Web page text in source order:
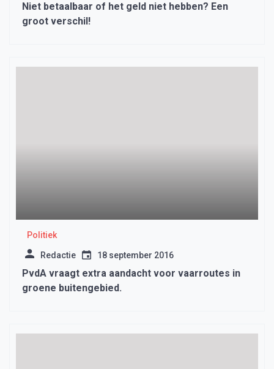
Niet betaalbaar of het geld niet hebben? Een
groot verschil!
Politiek
Redactie 18 september 2016
PvdA vraagt extra aandacht voor vaarroutes in
groene buitengebied.